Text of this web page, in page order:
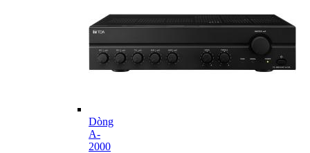
Dòng
A-
2000